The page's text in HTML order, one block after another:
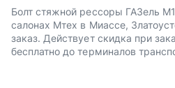
Болт стяжной рессоры ГАЗель
салонах Мтех в Миассе,
заказ. Действует скидка при
бесплатно до терминалов